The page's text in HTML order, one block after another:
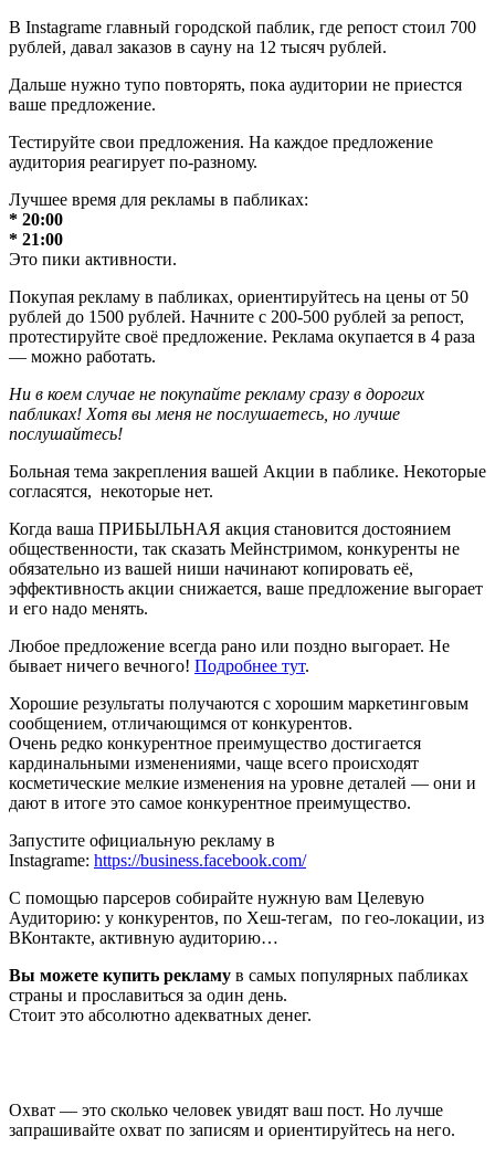
В Instagramе главный городской паблик, где репост стоил 700
рублей, давал заказов в сауну на 12 тысяч рублей.
Дальше нужно тупо повторять, пока аудитории не приестся
ваше предложение.
Тестируйте свои предложения. На каждое предложение
аудитория реагирует по-разному.
Лучшее время для рекламы в пабликах:
* 20:00
* 21:00
Это пики активности.
Покупая рекламу в пабликах, ориентируйтесь на цены от 50
рублей до 1500 рублей. Начните с 200-500 рублей за репост,
протестируйте своё предложение. Реклама окупается в 4 раза
— можно работать.
Ни в коем случае не покупайте рекламу сразу в дорогих
пабликах! Хотя вы меня не послушаетесь, но лучше
послушайтесь!
Больная тема закрепления вашей Акции в паблике. Некоторые
согласятся, некоторые нет.
Когда ваша ПРИБЫЛЬНАЯ акция становится достоянием
общественности, так сказать Мейнстримом, конкуренты не
обязательно из вашей ниши начинают копировать её,
эффективность акции снижается, ваше предложение выгорает
и его надо менять.
Любое предложение всегда рано или поздно выгорает. Не
бывает ничего вечного! Подробнее тут.
Хорошие результаты получаются с хорошим маркетинговым
сообщением, отличающимся от конкурентов.
Очень редко конкурентное преимущество достигается
кардинальными изменениями, чаще всего происходят
косметические мелкие изменения на уровне деталей — они и
дают в итоге это самое конкурентное преимущество.
Запустите официальную рекламу в
Instagramе: https://business.facebook.com/
С помощью парсеров собирайте нужную вам Целевую
Аудиторию: у конкурентов, по Хеш-тегам, по гео-локации, из
ВКонтакте, активную аудиторию…
Вы можете купить рекламу в самых популярных пабликах
страны и прославиться за один день.
Стоит это абсолютно адекватных денег.
Охват — это сколько человек увидят ваш пост. Но лучше
запрашивайте охват по записям и ориентируйтесь на него.